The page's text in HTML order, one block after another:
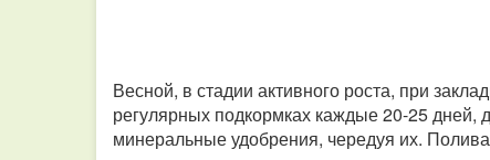
Весной, в стадии активного роста, при
регулярных подкормках каждые 20-25 дней,
минеральные удобрения, чередуя их.